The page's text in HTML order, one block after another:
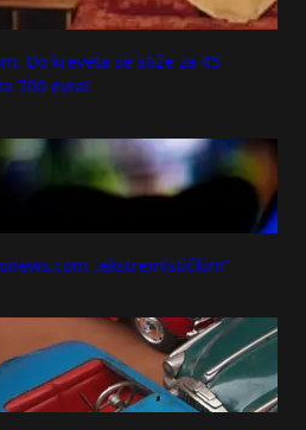
Do kreveta se stiže za 45
700 evra!
„ekstremističkim“